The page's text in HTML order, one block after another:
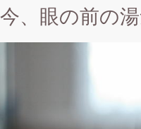
今、眼の前の